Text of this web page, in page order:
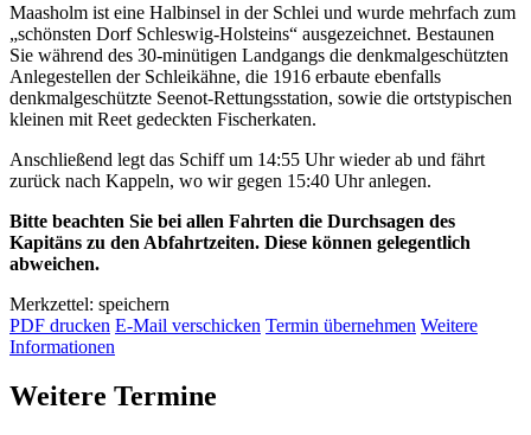
Maasholm ist eine Halbinsel in der Schlei und wurde mehrfach zum
„schönsten Dorf Schleswig-Holsteins“ ausgezeichnet. Bestaunen
Sie während des 30-minütigen Landgangs die denkmalgeschützten
Anlegestellen der Schleikähne, die 1916 erbaute ebenfalls
denkmalgeschützte Seenot-Rettungsstation, sowie die ortstypischen
kleinen mit Reet gedeckten Fischerkaten.
Anschließend legt das Schiff um 14:55 Uhr wieder ab und fährt
zurück nach Kappeln, wo wir gegen 15:40 Uhr anlegen.
Bitte beachten Sie bei allen Fahrten die Durchsagen des
Kapitäns zu den Abfahrtzeiten. Diese können gelegentlich
abweichen.
Merkzettel: speichern
PDF drucken E-Mail verschicken Termin übernehmen Weitere
Informationen
Weitere Termine